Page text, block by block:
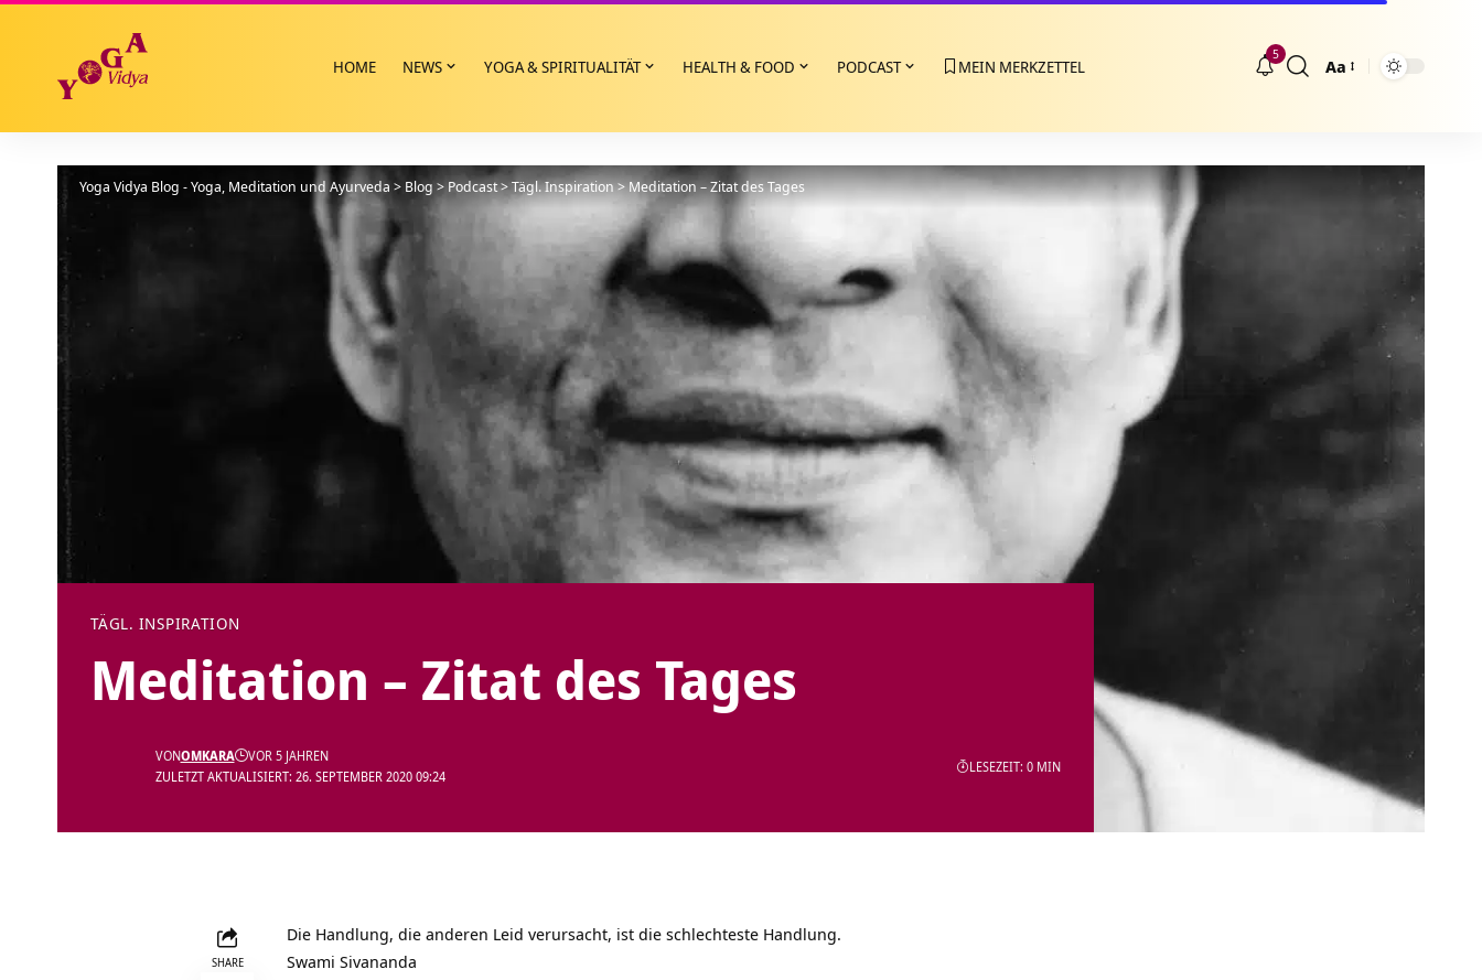
HOME NEWS YOGA & SPIRITUALITÄT HEALTH & FOOD PODCAST MEIN MERKZETTEL
5
Größenänderung
Aa
Yoga Vidya Blog - Yoga, Meditation und Ayurveda > Blog > Podcast>Tägl. Inspiration>Meditation – Zitat des Tages
TÄGL. INSPIRATION
Meditation – Zitat des Tages
ZULETZT AKTUALISIERT: 26. SEPTEMBER 2020 09:24
VONOMKARA VOR 5 JAHREN
LESEZEIT: 0 MIN
SHARE
Die Handlung, die anderen Leid verursacht, ist die schlechteste Handlung.
Swami Sivananda